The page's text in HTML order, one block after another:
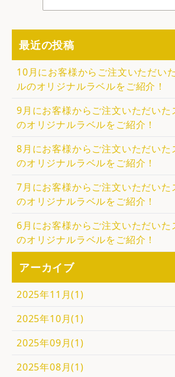
最近の投稿
10月にお客様からご注文いただい
ルのオリジナルラベルをご紹介！
9月にお客様からご注文いただいた
のオリジナルラベルをご紹介！
8月にお客様からご注文いただいた
のオリジナルラベルをご紹介！
7月にお客様からご注文いただいた
のオリジナルラベルをご紹介！
6月にお客様からご注文いただい
のオリジナルラベルをご紹介！
アーカイブ
2025年11月(1)
2025年10月(1)
2025年09月(1)
2025年08月(1)